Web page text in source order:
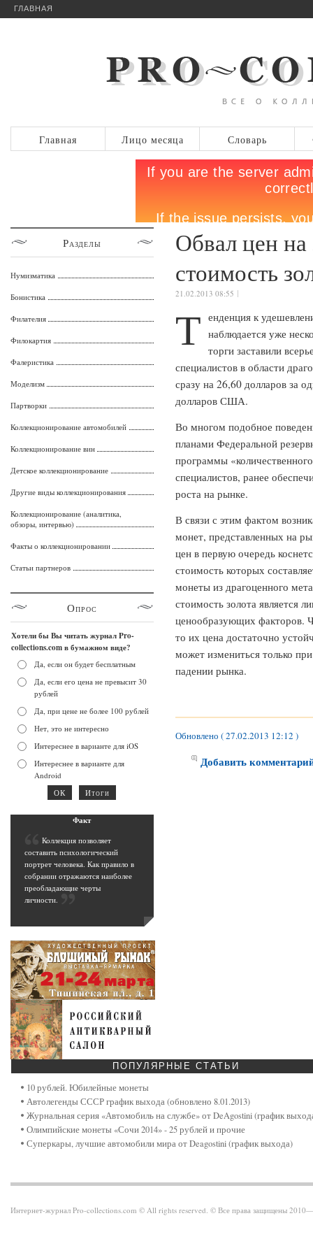
ГЛАВНАЯ
Главная Лицо месяца Словарь
Обвал цен на
стоимость
21.02.2013 08:55
Т енденция к
наблюдается уже
торги заставили
специалистов в области
сразу на 26,60 долларов за
долларов США.
Во многом подобное
планами Федеральной
программы
специалистов, ранее
роста на рынке.
В связи с этим фактом
монет, представленных на
цен в первую очередь
стоимость которых
монеты из драгоценного
стоимость золота является
ценообразующих факторов.
то их цена достаточно
может измениться только
падении рынка.
Обновлено ( 27.02.2013 12:12 )
Добавить
Разделы
Нумизматика
Бонистика
Филателия
Филокартия
Фалеристика
Моделизм
Партворки
Коллекционирование автомобилей
Коллекционирование вин
Детское коллекционирование
Другие виды коллекционирования
Коллекционирование (аналитика,
обзоры, интервью)
Факты о коллекционировании
Статьи партнеров
Опрос
Хотели бы Вы читать журнал Pro-
collections.com в бумажном виде?
Да, если он будет бесплатным
Да, если его цена не превысит 30
рублей
Да, при цене не более 100 рублей
Нет, это не интересно
Интереснее в варианте для iOS
Интереснее в варианте для
Android
Факт
Коллекция позволяет
составить психологический
портрет человека. Как правило в
собрании отражаются наиболее
преобладающие черты
личности.
ПОПУЛЯРНЫЕ СТАТЬИ
10 рублей. Юбилейные монеты
Автолегенды СССР график выхода (обновлено 8.01.2013)
Журнальная серия «Автомобиль на службе» от DeAgostini (график
Олимпийские монеты «Сочи 2014» - 25 рублей и прочие
Суперкары, лучшие автомобили мира от Deagostini (график выхода)
Интернет-журнал Pro-collections.com © All rights reserved. © Все права защищены